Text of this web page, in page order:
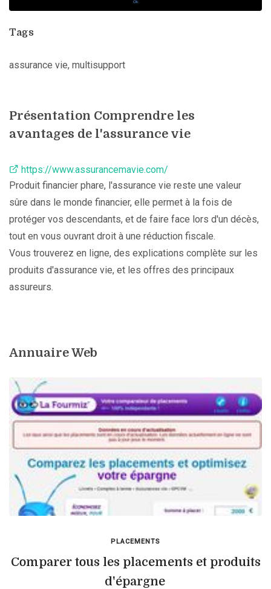
Tags
assurance vie, multisupport
Présentation Comprendre les
avantages de l'assurance vie
https://www.assurancemavie.com/
Produit financier phare, l'assurance vie reste une valeur
sûre dans le monde financier, elle permet à la fois de
protéger vos descendants, et de faire face lors d'un décès,
tout en vous ouvrant droit à une réduction fiscale.
Vous trouverez en ligne, des explications complète sur les
produits d'assurance vie, et les offres des principaux
assureurs.
Annuaire Web
PLACEMENTS
Comparer tous les placements et produits
d'épargne